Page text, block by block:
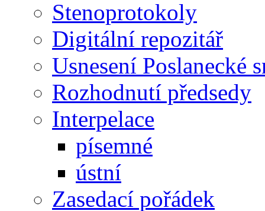
Stenoprotokoly
Digitální repozitář
Usnesení Poslanecké
Rozhodnutí předsedy
Interpelace
písemné
ústní
Zasedací pořádek